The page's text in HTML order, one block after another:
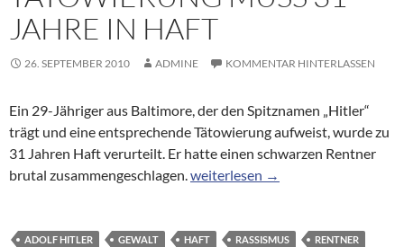
JAHRE IN HAFT
26. SEPTEMBER 2010 ADMINE KOMMENTAR HINTERLASSEN
Ein 29-Jähriger aus Baltimore, der den Spitznamen „Hitler“
trägt und eine entsprechende Tätowierung aufweist, wurde zu
31 Jahren Haft verurteilt. Er hatte einen schwarzen Rentner
brutal zusammengeschlagen.Attacke gegen schwarzen
weiterlesen →
ADOLF HITLER GEWALT HAFT RASSISMUS
RENTNER